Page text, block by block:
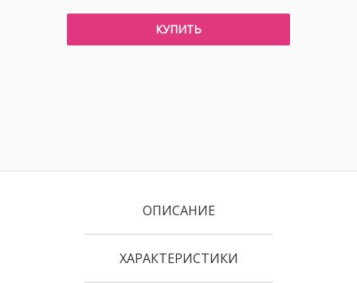
КУПИТЬ
ОПИСАНИЕ
ХАРАКТЕРИСТИКИ